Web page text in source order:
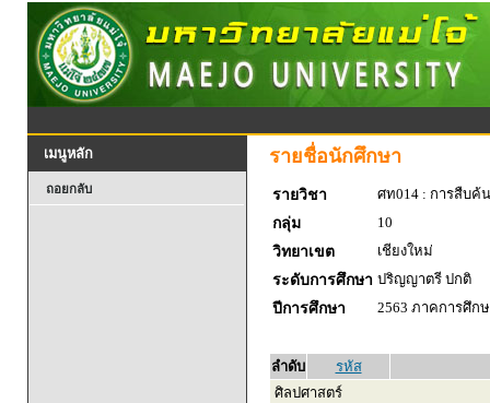
เมนูหลัก
ถอยกลับ
รายชื่อนักศึกษา
รายวิชา
ศท014 : การสืบค้
กลุ่ม
10
วิทยาเขต
เชียงใหม่
ระดับการศึกษา ปริญญาตรี ปกติ
ปีการศึกษา
2563 ภาคการศึก
ลำดับ
รหัส
ศิลปศาสตร์